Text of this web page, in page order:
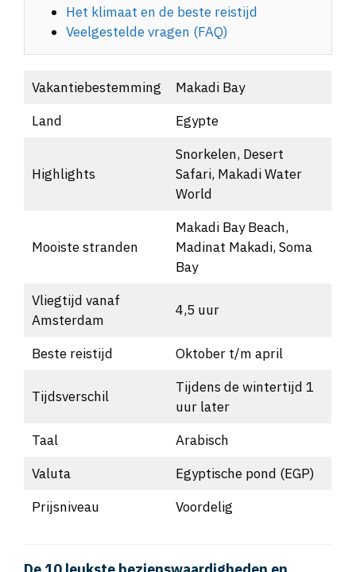
Het klimaat en de beste reistijd
Veelgestelde vragen (FAQ)
Vakantiebestemming
Makadi Bay
Land
Egypte
Highlights
Snorkelen, Desert
Safari, Makadi Water
World
Mooiste stranden
Makadi Bay Beach,
Madinat Makadi, Soma
Bay
Vliegtijd vanaf
Amsterdam
4,5 uur
Beste reistijd Oktober t/m april
Tijdsverschil
Tijdens de wintertijd 1
uur later
Taal
Arabisch
Valuta
Egyptische pond (EGP)
Prijsniveau
Voordelig